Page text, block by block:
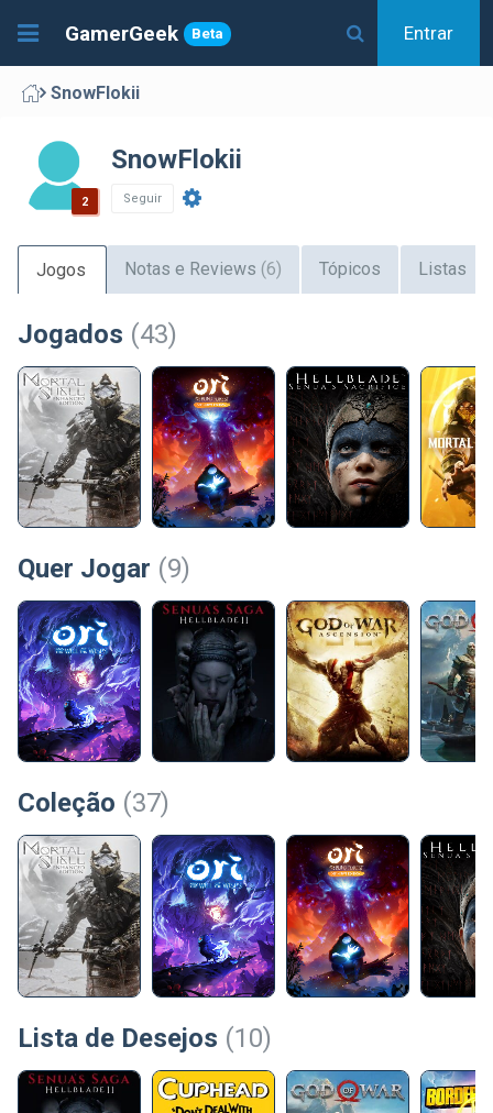
GamerGeek Beta Entrar
SnowFlokii
2
SnowFlokii
Seguir
Jogos Notas e Reviews (6) Tópicos Listas
Jogados (43)
Quer Jogar (9)
Coleção (37)
Lista de Desejos (10)